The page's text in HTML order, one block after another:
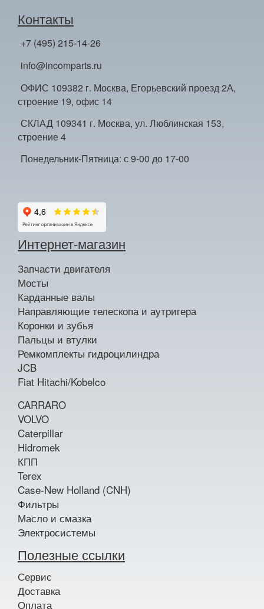
Контакты
+7 (495) 215-14-26
info@incomparts.ru
ОФИС 109382 г. Москва, Егорьевский проезд 2А,
строение 19, офис 14
СКЛАД 109341 г. Москва, ул. Люблинская 153,
строение 4
Понедельник-Пятница: с 9-00 до 17-00
Интернет-магазин
Запчасти двигателя
Мосты
Карданные валы
Направляющие телескопа и аутригера
Коронки и зубья
Пальцы и втулки
Ремкомплекты гидроцилиндра
JCB
Fiat Hitachi/Kobelco
CARRARO
VOLVO
Caterpillar
Hidromek
КПП
Terex
Case-New Holland (CNH)
Фильтры
Масло и смазка
Электросистемы
Полезные ссылки
Сервис
Доставка
Оплата